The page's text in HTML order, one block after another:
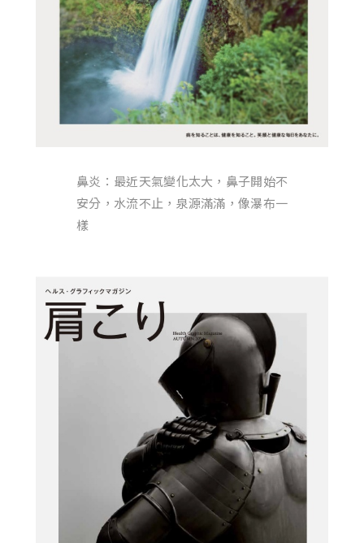
鼻炎：最近天氣變化太大，鼻子開始不
安分，水流不止，泉源滿滿，像瀑布一
樣